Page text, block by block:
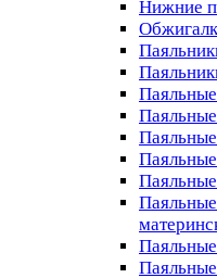
Нижние